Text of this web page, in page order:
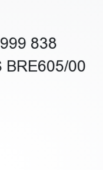
838
00